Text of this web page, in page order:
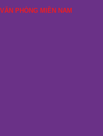
VĂN PHÒNG MIỀN NAM